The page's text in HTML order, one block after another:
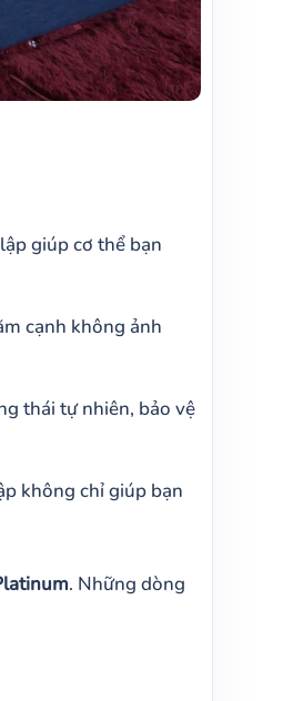
giúp cơ thể bạn
cạnh không ảnh
thái tự nhiên, bảo vệ
không chỉ giúp bạn
. Những dòng